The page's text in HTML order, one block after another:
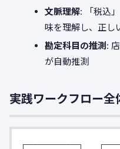
文脈理解: 「税込
味を理解し、正し
勘定科目の推測:
が自動推測
実践ワークフロー全
┌─────────────┐